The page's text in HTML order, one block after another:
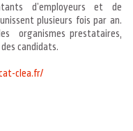
d’employeurs et de
plusieurs fois par an.
organismes prestataires,
candidats.
clea.fr/